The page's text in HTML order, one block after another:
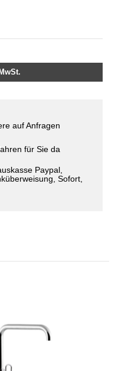
auf Anfragen
für Sie da
Paypal,
Sofort,